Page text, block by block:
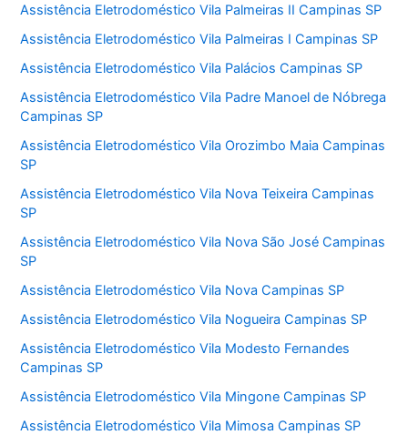
Assistência Eletrodoméstico Vila Palmeiras II Campinas SP
Assistência Eletrodoméstico Vila Palmeiras I Campinas SP
Assistência Eletrodoméstico Vila Palácios Campinas SP
Assistência Eletrodoméstico Vila Padre Manoel de Nóbrega
Campinas SP
Assistência Eletrodoméstico Vila Orozimbo Maia Campinas
SP
Assistência Eletrodoméstico Vila Nova Teixeira Campinas
SP
Assistência Eletrodoméstico Vila Nova São José Campinas
SP
Assistência Eletrodoméstico Vila Nova Campinas SP
Assistência Eletrodoméstico Vila Nogueira Campinas SP
Assistência Eletrodoméstico Vila Modesto Fernandes
Campinas SP
Assistência Eletrodoméstico Vila Mingone Campinas SP
Assistência Eletrodoméstico Vila Mimosa Campinas SP